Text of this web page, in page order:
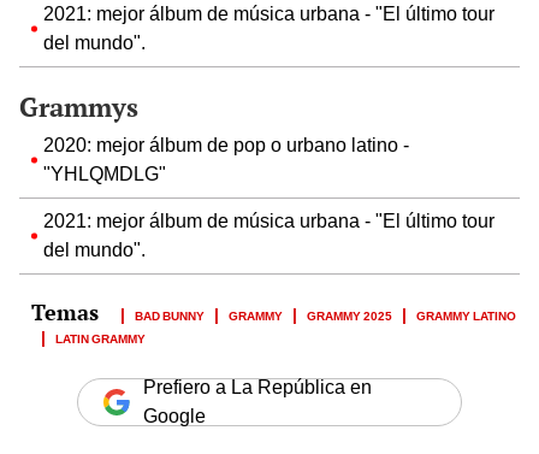
2021: mejor álbum de música urbana - "El último tour
del mundo".
Grammys
2020: mejor álbum de pop o urbano latino -
"YHLQMDLG"
2021: mejor álbum de música urbana - "El último tour
del mundo".
BAD BUNNY GRAMMY GRAMMY 2025
GRAMMY LATINO
LATIN GRAMMY
Prefiero a La República en
Google